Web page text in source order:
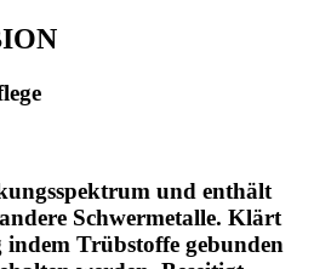
und enthält
Schwermetalle. Klärt
indem Trübstoffe gebunden